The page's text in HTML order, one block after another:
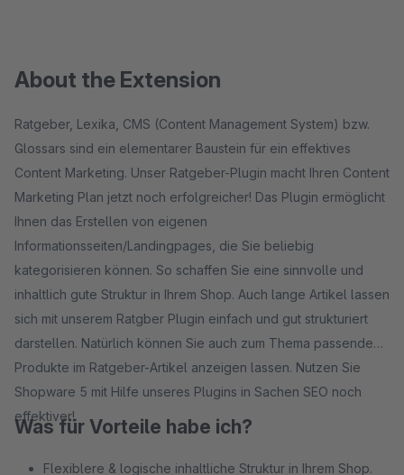
About the Extension
Ratgeber, Lexika, CMS (Content Management System) bzw.
Glossars sind ein elementarer Baustein für ein effektives
Content Marketing. Unser Ratgeber-Plugin macht Ihren Content
Marketing Plan jetzt noch erfolgreicher! Das Plugin ermöglicht
Ihnen das Erstellen von eigenen
Informationsseiten/Landingpages, die Sie beliebig
kategorisieren können. So schaffen Sie eine sinnvolle und
inhaltlich gute Struktur in Ihrem Shop. Auch lange Artikel lassen
sich mit unserem Ratgber Plugin einfach und gut strukturiert
darstellen. Natürlich können Sie auch zum Thema passende
Produkte im Ratgeber-Artikel anzeigen lassen. Nutzen Sie
Shopware 5 mit Hilfe unseres Plugins in Sachen SEO noch
effektiver!.
Was für Vorteile habe ich?
Flexiblere & logische inhaltliche Struktur in Ihrem Shop.